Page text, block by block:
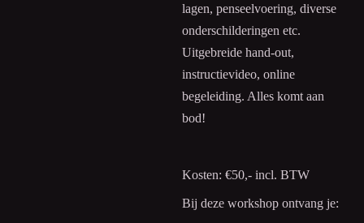
lagen, penseelvoering, diverse
onderschilderingen etc.
Uitgebreide hand-out,
instructievideo, online
begeleiding. Alles komt aan
bod!
Kosten: €50,- incl. BTW
Bij deze workshop ontvang je: